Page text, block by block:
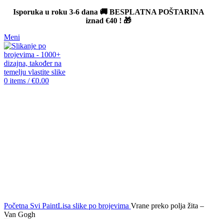
Isporuka u roku 3-6 dana 🚚 BESPLATNA POŠTARINA
iznad €40 ! 🎁
Meni
0 items / €0.00
Početna Svi PaintLisa slike po brojevima Vrane preko polja žita –
Van Gogh